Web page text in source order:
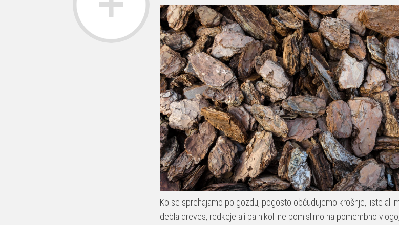
Ko se sprehajamo po gozdu, pogosto občudujemo krošnje, liste ali
debla dreves, redkeje ali pa nikoli ne pomislimo na pomembno